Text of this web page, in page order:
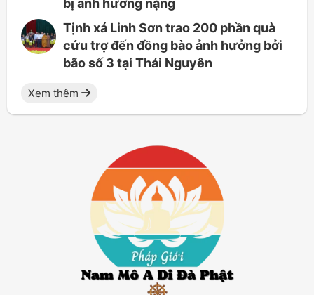
bị ảnh hưởng nặng
Tịnh xá Linh Sơn trao 200 phần quà
cứu trợ đến đồng bào ảnh hưởng bởi
bão số 3 tại Thái Nguyên
Xem thêm